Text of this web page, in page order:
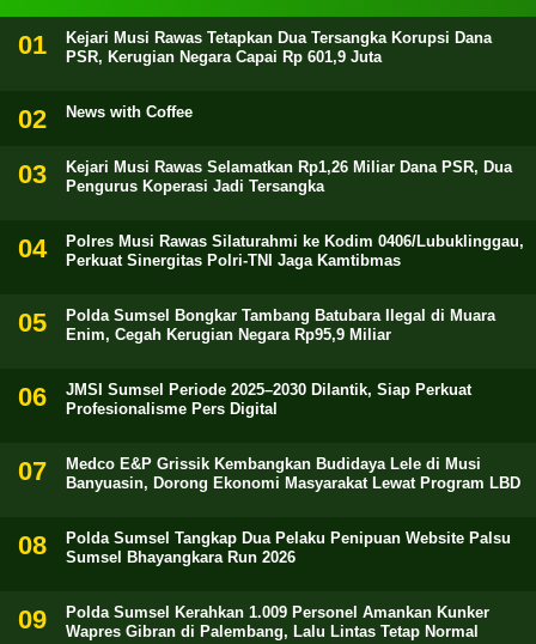
Kejari Musi Rawas Tetapkan Dua Tersangka Korupsi Dana
PSR, Kerugian Negara Capai Rp 601,9 Juta
News with Coffee
Kejari Musi Rawas Selamatkan Rp1,26 Miliar Dana PSR, Dua
Pengurus Koperasi Jadi Tersangka
Polres Musi Rawas Silaturahmi ke Kodim 0406/Lubuklinggau,
Perkuat Sinergitas Polri-TNI Jaga Kamtibmas
Polda Sumsel Bongkar Tambang Batubara Ilegal di Muara
Enim, Cegah Kerugian Negara Rp95,9 Miliar
JMSI Sumsel Periode 2025–2030 Dilantik, Siap Perkuat
Profesionalisme Pers Digital
Medco E&P Grissik Kembangkan Budidaya Lele di Musi
Banyuasin, Dorong Ekonomi Masyarakat Lewat Program LBD
Polda Sumsel Tangkap Dua Pelaku Penipuan Website Palsu
Sumsel Bhayangkara Run 2026
Polda Sumsel Kerahkan 1.009 Personel Amankan Kunker
Wapres Gibran di Palembang, Lalu Lintas Tetap Normal